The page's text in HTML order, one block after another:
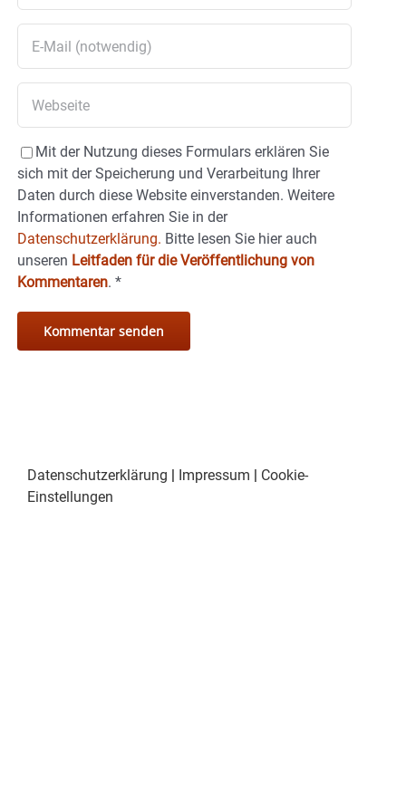
Mit der Nutzung dieses Formulars erklären Sie
sich mit der Speicherung und Verarbeitung Ihrer
Daten durch diese Website einverstanden. Weitere
Informationen erfahren Sie in der
Datenschutzerklärung. Bitte lesen Sie hier auch
unseren Leitfaden für die Veröffentlichung von
Kommentaren. *
Datenschutzerklärung Impressum
Cookie-
Einstellungen